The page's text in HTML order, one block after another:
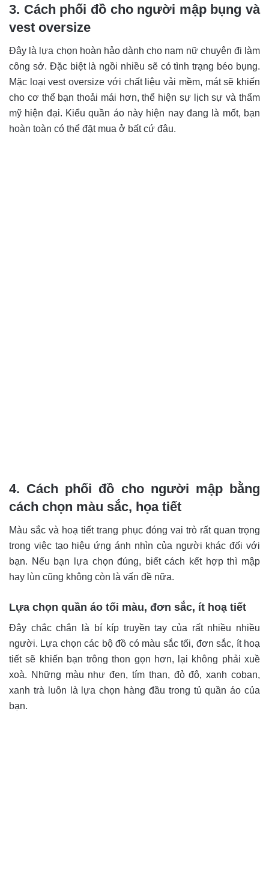
3. Cách phối đồ cho người mập bụng và
vest oversize
Đây là lựa chọn hoàn hảo dành cho nam nữ chuyên đi làm
công sở. Đặc biệt là ngồi nhiều sẽ có tình trạng béo bụng.
Mặc loại vest oversize với chất liệu vải mềm, mát sẽ khiến
cho cơ thể bạn thoải mái hơn, thể hiện sự lịch sự và thẩm
mỹ hiện đại. Kiểu quần áo này hiện nay đang là mốt, bạn
hoàn toàn có thể đặt mua ở bất cứ đâu.
4. Cách phối đồ cho người mập bằng
cách chọn màu sắc, họa tiết
Màu sắc và hoạ tiết trang phục đóng vai trò rất quan trọng
trong việc tạo hiệu ứng ánh nhìn của người khác đối với
bạn. Nếu bạn lựa chọn đúng, biết cách kết hợp thì mập
hay lùn cũng không còn là vấn đề nữa.
Lựa chọn quần áo tối màu, đơn sắc, ít hoạ tiết
Đây chắc chắn là bí kíp truyền tay của rất nhiều nhiều
người. Lựa chọn các bộ đồ có màu sắc tối, đơn sắc, ít hoạ
tiết sẽ khiến bạn trông thon gọn hơn, lại không phải xuề
xoà. Những màu như đen, tím than, đỏ đô,xanh coban,
xanh trà luôn là lựa chọn hàng đầu trong tủ quần áo của
bạn.